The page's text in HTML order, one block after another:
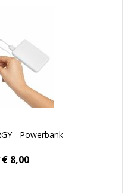
- Powerbank
€ 8,00